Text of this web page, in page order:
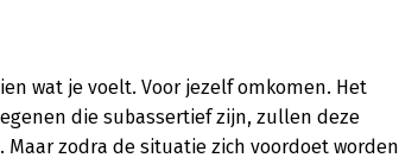
wat je voelt. Voor jezelf omkomen. Het
die subassertief zijn, zullen deze
zodra de situatie zich voordoet worden